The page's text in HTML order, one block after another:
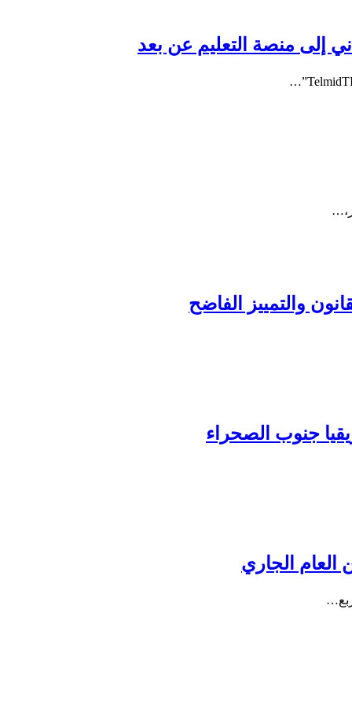
إلى منصة التعليم عن بعد
والتمييز الفاضح